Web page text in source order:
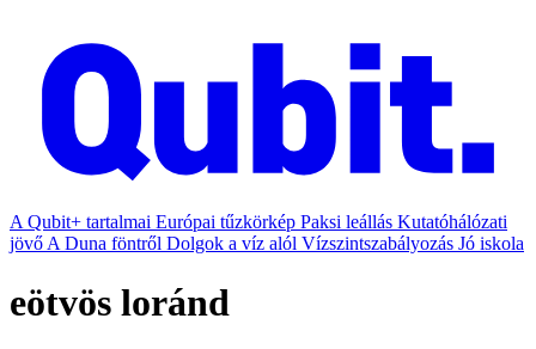
A Qubit+ tartalmai Európai tűzkörkép Paksi leállás Kutatóhálózati
jövő A Duna föntről Dolgok a víz alól Vízszintszabályozás Jó iskola
eötvös loránd